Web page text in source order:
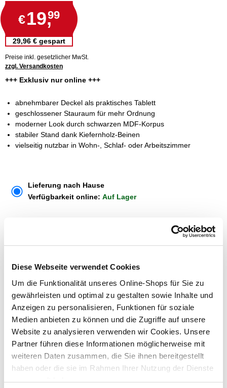
Diese Webseite verwendet Cookies
Um die Funktionalität unseres Online-Shops für Sie zu
gewährleisten und optimal zu gestalten sowie Inhalte und
Anzeigen zu personalisieren, Funktionen für soziale
Medien anbieten zu können und die Zugriffe auf unsere
Website zu analysieren verwenden wir Cookies. Unsere
Partner führen diese Informationen möglicherweise mit
weiteren Daten zusammen, die Sie ihnen bereitgestellt
haben oder die sie im Rahmen Ihrer Nutzung der Dienste
gesammelt haben.
€19,99
29,96 € gespart
Preise inkl. gesetzlicher MwSt.
zzgl. Versandkosten
+++ Exklusiv nur online +++
abnehmbarer Deckel als praktisches Tablett
geschlossener Stauraum für mehr Ordnung
moderner Look durch schwarzen MDF-Korpus
stabiler Stand dank Kiefernholz-Beinen
vielseitig nutzbar in Wohn-, Schlaf- oder Arbeitszimmer
Lieferung nach Hause
Verfügbarkeit online: Auf Lager
In den Warenkorb
Merken
ZUBEHÖR UND PASSENDE ARTIKEL: